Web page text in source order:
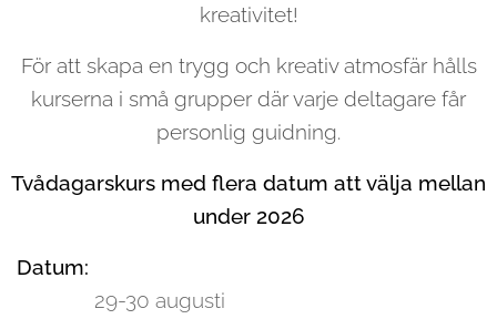
kreativitet!
För att skapa en trygg och kreativ atmosfär hålls
kurserna i små grupper där varje deltagare får
personlig guidning.
Tvådagarskurs med flera datum att välja mellan
under 2026
Datum:
29-30 augusti